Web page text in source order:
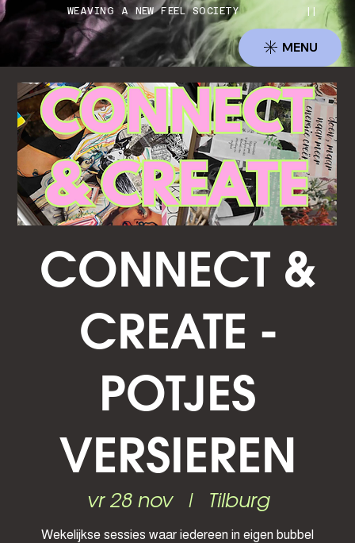
MENU
WEAVING A NEW FEEL SOCIETY          ||
CONNECT &
CREATE -
POTJES
VERSIEREN
vr 28 nov
  |
Tilburg
Wekelijkse sessies waar iedereen in eigen bubbel